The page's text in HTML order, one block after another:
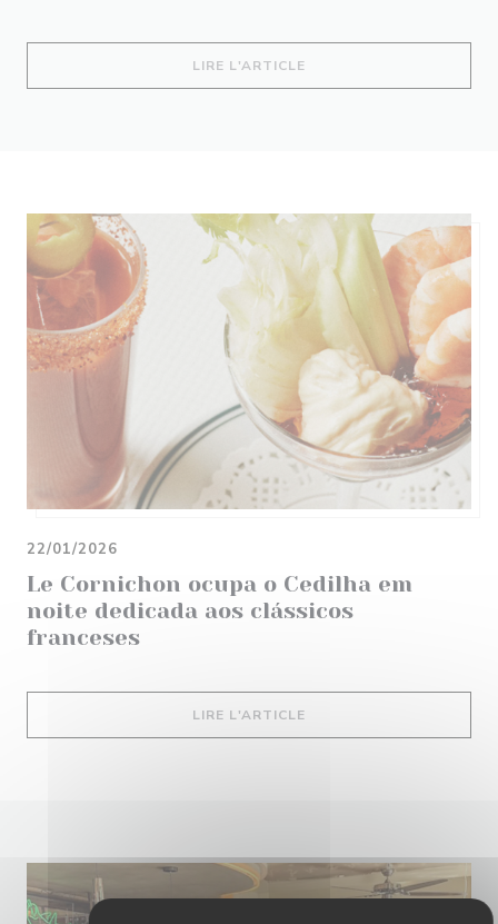
LIRE L'ARTICLE
Le Cornichon ocupa o Cedilha em
noite dedicada aos clássicos
franceses
22/01/2026
LIRE L'ARTICLE